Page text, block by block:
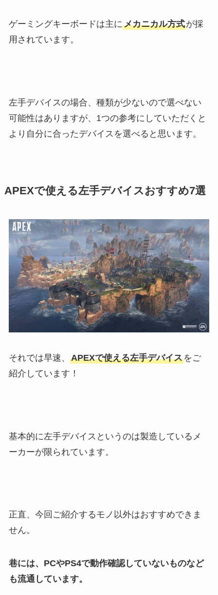
ゲーミングキーボードは主にメカニカル方式が採
用されています。
左手デバイスの場合、種類が少ないので選べない
可能性はありますが、1つの参考にしていただくと
より自分に合ったデバイスを選べると思います。
APEXで使える左手デバイスおすすめ7選
それでは早速、 APEXで使える左手デバイスをご
紹介しています！
基本的に左手デバイスというのは製造しているメ
ーカーが限られています。
正直、今回ご紹介するモノ以外はおすすめできま
せん。
巷には、PCやPS4で動作確認していないものなど
も流通しています。